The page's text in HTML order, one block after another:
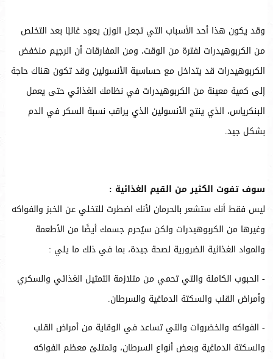
وقد يكون هذا أحد الأسباب التي تجعل الوزن يعود غالبًا بعد التخلص
من الكربوهيدرات لفترة من الوقت، ومن المفارقات أن الرجيم منخفض
الكربوهيدرات قد يتداخل مع حساسية الأنسولين وقد تكون هناك حاجة
إلى كمية معينة من الكربوهيدرات في نظامك الغذائي حتى يعمل
البنكرياس، الذي ينتج الأنسولين الذي يراقب نسبة السكر في الدم
بشكل جيد.
سوف تفوت الكثير من القيم الغذائية :
ليس فقط أنك ستشعر بالحرمان لأنك اضطرت للتخلي عن الخبز والفواكه
وغيرها من الكربوهيدرات ولكن سيُحرم جسمك أيضًا من الأطعمة
والمواد الغذائية الضرورية لصحة جيدة، بما في ذلك ما يلي :
- الحبوب الكاملة والتي تحمي من متلازمة التمثيل الغذائي والسكري
وأمراض القلب والسكتة الدماغية والسرطان.
- الفواكه والخضروات والتي تساعد في الوقاية من أمراض القلب
والسكتة الدماغية وبعض أنواع السرطان، وتمتلئ معظم الفواكه